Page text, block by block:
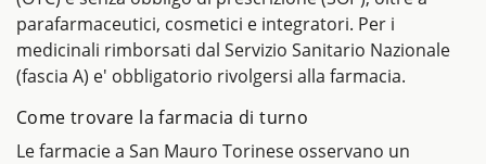
parafarmaceutici, cosmetici e integratori. Per i
medicinali rimborsati dal Servizio Sanitario Nazionale
(fascia A) e' obbligatorio rivolgersi alla farmacia.
Come trovare la farmacia di turno
Le farmacie a San Mauro Torinese osservano un